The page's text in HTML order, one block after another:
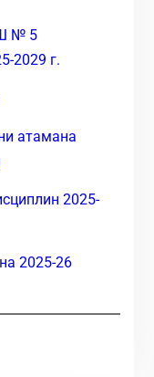
№ 5
2029 г.
атамана
2025-
2025-26